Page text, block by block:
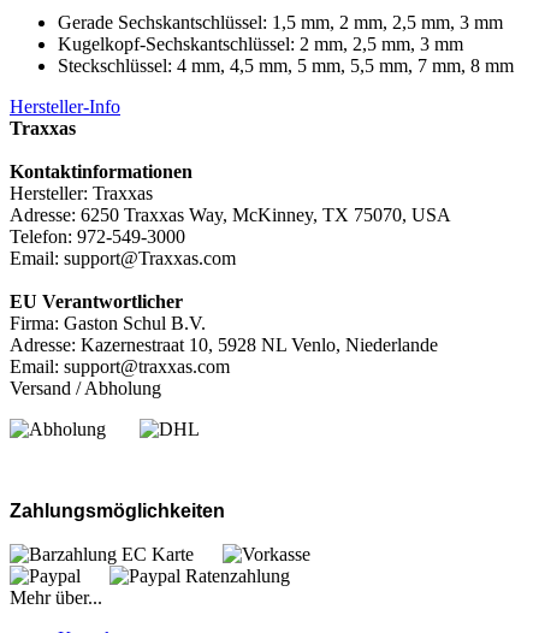
Gerade Sechskantschlüssel: 1,5 mm, 2 mm, 2,5 mm, 3 mm
Kugelkopf-Sechskantschlüssel: 2 mm, 2,5 mm, 3 mm
Steckschlüssel: 4 mm, 4,5 mm, 5 mm, 5,5 mm, 7 mm, 8 mm
Hersteller-Info
Traxxas
Kontaktinformationen
Hersteller: Traxxas
Adresse: 6250 Traxxas Way, McKinney, TX 75070, USA
Telefon: 972-549-3000
Email: support@Traxxas.com
EU Verantwortlicher
Firma: Gaston Schul B.V.
Adresse: Kazernestraat 10, 5928 NL Venlo, Niederlande
Email: support@traxxas.com
Versand / Abholung
Zahlungsmöglichkeiten
Mehr über...